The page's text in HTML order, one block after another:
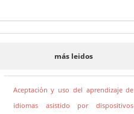
más leidos
Aceptación y uso del aprendizaje de
idiomas asistido por dispositivos